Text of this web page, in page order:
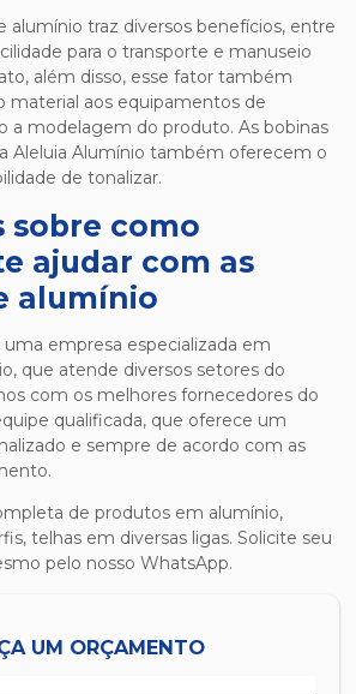
alumínio traz diversos benefícios, entre
para o transporte e manuseio
além disso, esse fator também
material aos equipamentos de
a modelagem do produto. As bobinas
Aleluia Alumínio também oferecem o
de tonalizar.
sobre como
ajudar com as
alumínio
empresa especializada em
que atende diversos setores do
com os melhores fornecedores do
qualificada, que oferece um
e sempre de acordo com as
de produtos em alumínio,
telhas em diversas ligas. Solicite seu
pelo nosso WhatsApp.
UM ORÇAMENTO